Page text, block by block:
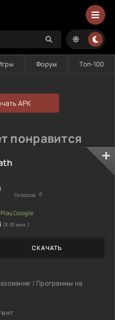
Форум Топ-100
APK
понравится
/ Программы на
СКАЧАТЬ
Голосов: 0
(3,01 млн.)